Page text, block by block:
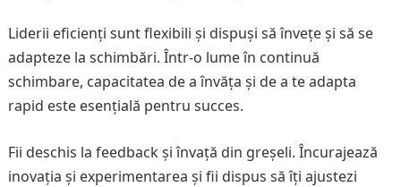
Liderii eficienți sunt flexibili și dispuși să învețe și să se
adapteze la schimbări. Într-o lume în continuă
schimbare, capacitatea de a învăța și de a te adapta
rapid este esențială pentru succes.
Fii deschis la feedback și învață din greșeli. Încurajează
inovația și experimentarea și fii dispus să îți ajustezi